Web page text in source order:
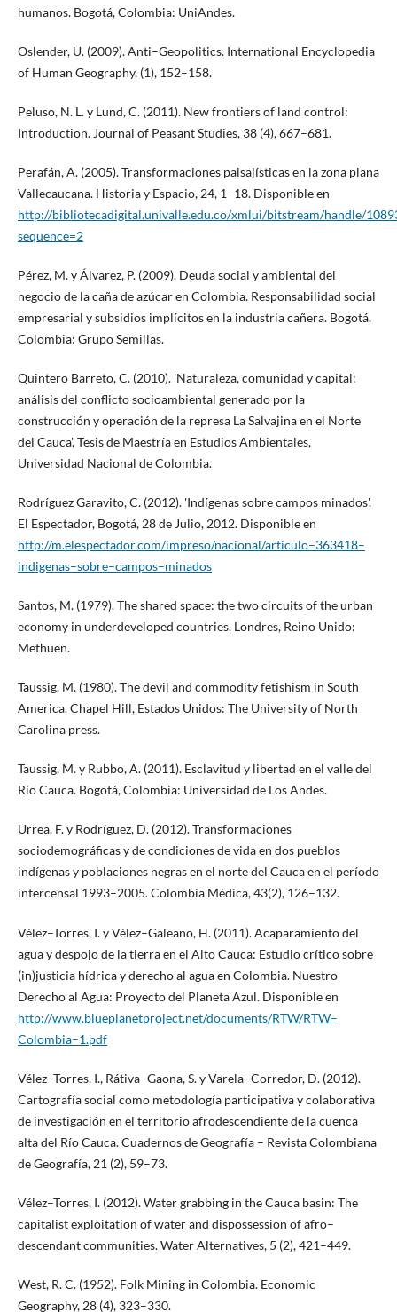
humanos. Bogotá, Colombia: UniAndes.
Oslender, U. (2009). Anti–Geopolitics. International Encyclopedia
of Human Geography, (1), 152–158.
Peluso, N. L. y Lund, C. (2011). New frontiers of land control:
Introduction. Journal of Peasant Studies, 38 (4), 667–681.
Perafán, A. (2005). Transformaciones paisajísticas en la zona plana
Vallecaucana. Historia y Espacio, 24, 1–18. Disponible en
http://bibliotecadigital.univalle.edu.co/xmlui/bitstream/handle/
sequence=2
Pérez, M. y Álvarez, P. (2009). Deuda social y ambiental del
negocio de la caña de azúcar en Colombia. Responsabilidad social
empresarial y subsidios implícitos en la industria cañera. Bogotá,
Colombia: Grupo Semillas.
Quintero Barreto, C. (2010). 'Naturaleza, comunidad y capital:
análisis del conflicto socioambiental generado por la
construcción y operación de la represa La Salvajina en el Norte
del Cauca', Tesis de Maestría en Estudios Ambientales,
Universidad Nacional de Colombia.
Rodríguez Garavito, C. (2012). 'Indígenas sobre campos minados',
El Espectador, Bogotá, 28 de Julio, 2012. Disponible en
http://m.elespectador.com/impreso/nacional/articulo–363418–
indigenas–sobre–campos–minados
Santos, M. (1979). The shared space: the two circuits of the urban
economy in underdeveloped countries. Londres, Reino Unido:
Methuen.
Taussig, M. (1980). The devil and commodity fetishism in South
America. Chapel Hill, Estados Unidos: The University of North
Carolina press.
Taussig, M. y Rubbo, A. (2011). Esclavitud y libertad en el valle del
Río Cauca. Bogotá, Colombia: Universidad de Los Andes.
Urrea, F. y Rodríguez, D. (2012). Transformaciones
sociodemográficas y de condiciones de vida en dos pueblos
indígenas y poblaciones negras en el norte del Cauca en el período
intercensal 1993–2005. Colombia Médica, 43(2), 126–132.
Vélez–Torres, I. y Vélez–Galeano, H. (2011). Acaparamiento del
agua y despojo de la tierra en el Alto Cauca: Estudio crítico sobre
(in)justicia hídrica y derecho al agua en Colombia. Nuestro
Derecho al Agua: Proyecto del Planeta Azul. Disponible en
http://www.blueplanetproject.net/documents/RTW/RTW–
Colombia–1.pdf
Vélez–Torres, I., Rátiva–Gaona, S. y Varela–Corredor, D. (2012).
Cartografía social como metodología participativa y colaborativa
de investigación en el territorio afrodescendiente de la cuenca
alta del Río Cauca. Cuadernos de Geografía – Revista Colombiana
de Geografía, 21 (2), 59–73.
Vélez–Torres, I. (2012). Water grabbing in the Cauca basin: The
capitalist exploitation of water and dispossession of afro–
descendant communities. Water Alternatives, 5 (2), 421–449.
West, R. C. (1952). Folk Mining in Colombia. Economic
Geography, 28 (4), 323–330.